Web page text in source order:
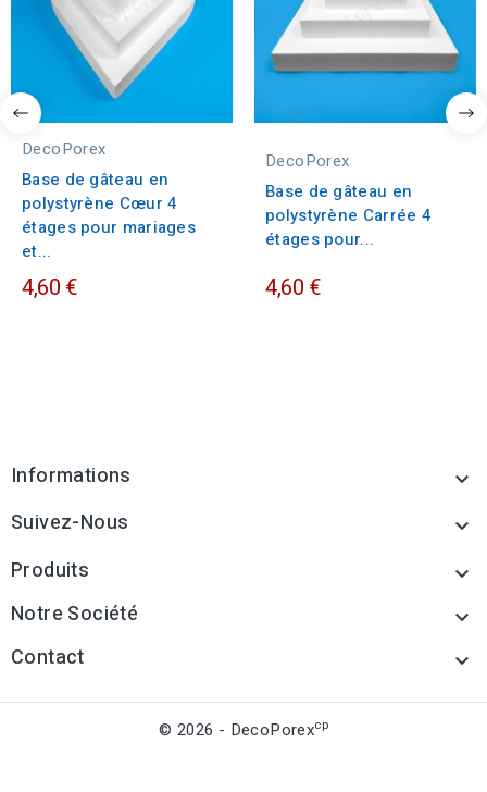
DecoPorex
Base de gâteau en
polystyrène Cœur 4
étages pour mariages
et...
4,60 €
DecoPorex
Base de gâteau en
polystyrène Carrée 4
étages pour...
4,60 €
Informations 
Suivez-Nous 
Produits 
Notre Société 
Contact 
© 2026 - DecoPorexcp